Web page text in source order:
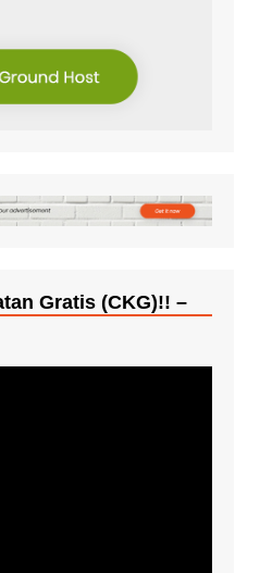
Gratis (CKG)!! –